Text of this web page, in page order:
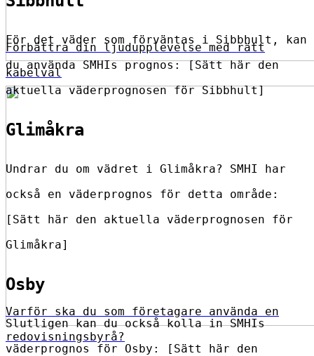
Förbättra din ljudupplevelse med rätt
kabelval
Varför ska du som företagare använda en
redovisningsbyrå?
För det väder som förväntas i Sibbhult, kan
du använda SMHIs prognos: [Sätt här den
aktuella väderprognosen för Sibbhult]
Glimåkra
Undrar du om vädret i Glimåkra? SMHI har
också en väderprognos för detta område:
[Sätt här den aktuella väderprognosen för
Glimåkra]
Osby
Slutligen kan du också kolla in SMHIs
väderprognos för Osby: [Sätt här den